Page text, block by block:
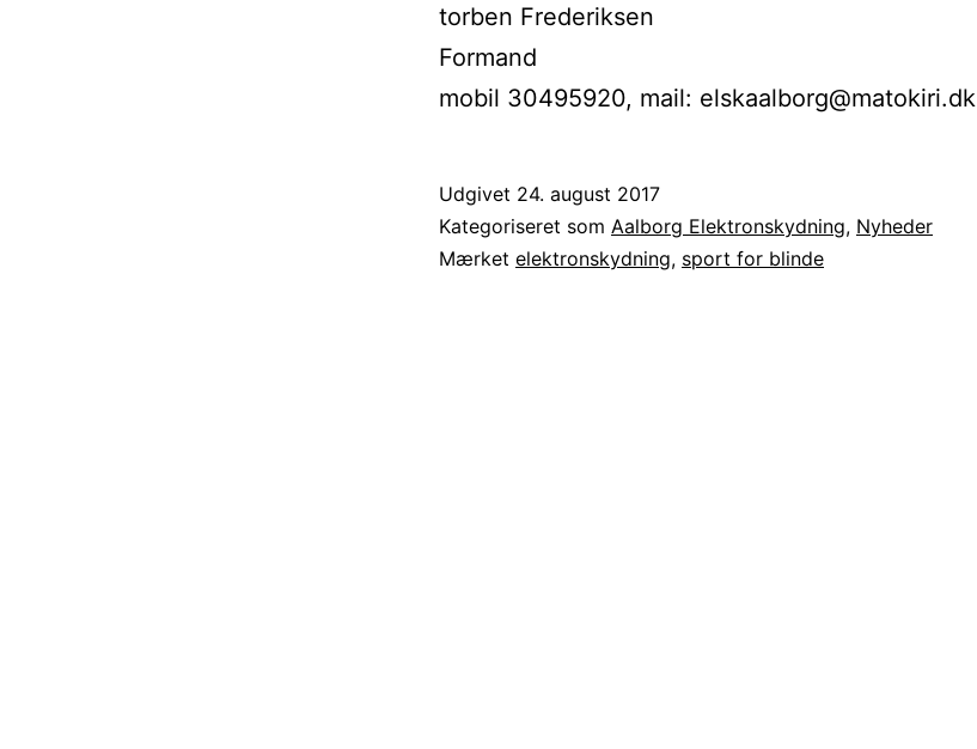
torben Frederiksen
Formand
mobil 30495920, mail: elskaalborg@matokiri.dk
Udgivet 24. august 2017
Kategoriseret som Aalborg Elektronskydning, Nyheder
Mærket elektronskydning, sport for blinde